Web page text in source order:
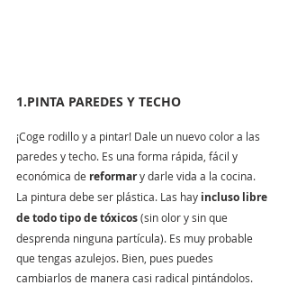
1.PINTA PAREDES Y TECHO
¡Coge rodillo y a pintar! Dale un nuevo color a las
paredes y techo. Es una forma rápida, fácil y
económica de reformar y darle vida a la cocina.
La pintura debe ser plástica. Las hay incluso libre
de todo tipo de tóxicos (sin olor y sin que
desprenda ninguna partícula). Es muy probable
que tengas azulejos. Bien, pues puedes
cambiarlos de manera casi radical pintándolos.